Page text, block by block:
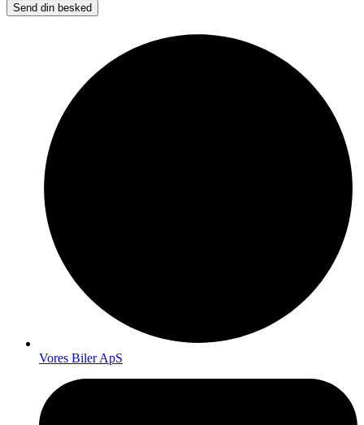
Send din besked
Vores Biler ApS